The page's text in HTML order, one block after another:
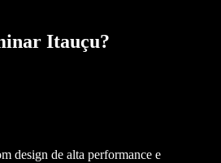
Itauçu?
design de alta performance e